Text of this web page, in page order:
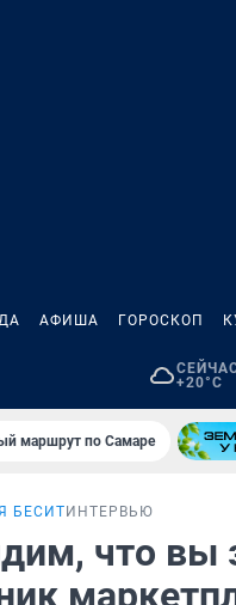
АФИША ГОРОСКОП
+20°C
маршрут по Самаре
БЕСИТ ИНТЕРВЬЮ
что вы